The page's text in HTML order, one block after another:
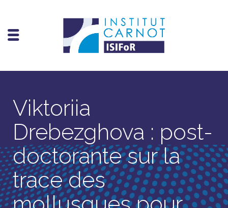
Viktoriia
Drebezghova : post-
doctorante sur la
trace des